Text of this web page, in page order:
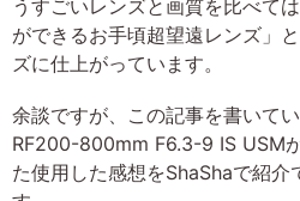
うすごいレンズと画質を比べて
ができるお手頃超望遠レンズ」
ズに仕上がっています。
余談ですが、この記事を書いて
RF200-800mm F6.3-9 IS USM
た使用した感想をShaShaで紹介